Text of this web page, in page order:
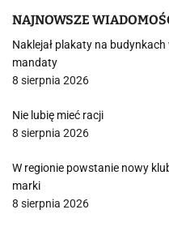
NAJNOWSZE
Naklejał plakaty na
mandaty
8 sierpnia 2026
Nie lubię mieć racji
8 sierpnia 2026
W regionie powstanie nowy
marki
8 sierpnia 2026